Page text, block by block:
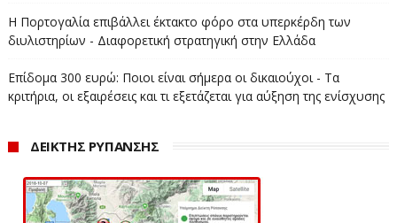
Η Πορτογαλία επιβάλλει έκτακτο φόρο στα υπερκέρδη των
διυλιστηρίων - Διαφορετική στρατηγική στην Ελλάδα
Επίδομα 300 ευρώ: Ποιοι είναι σήμερα οι δικαιούχοι - Τα
κριτήρια, οι εξαιρέσεις και τι εξετάζεται για αύξηση της ενίσχυσης
ΔΕΙΚΤΗΣ ΡΥΠΑΝΣΗΣ